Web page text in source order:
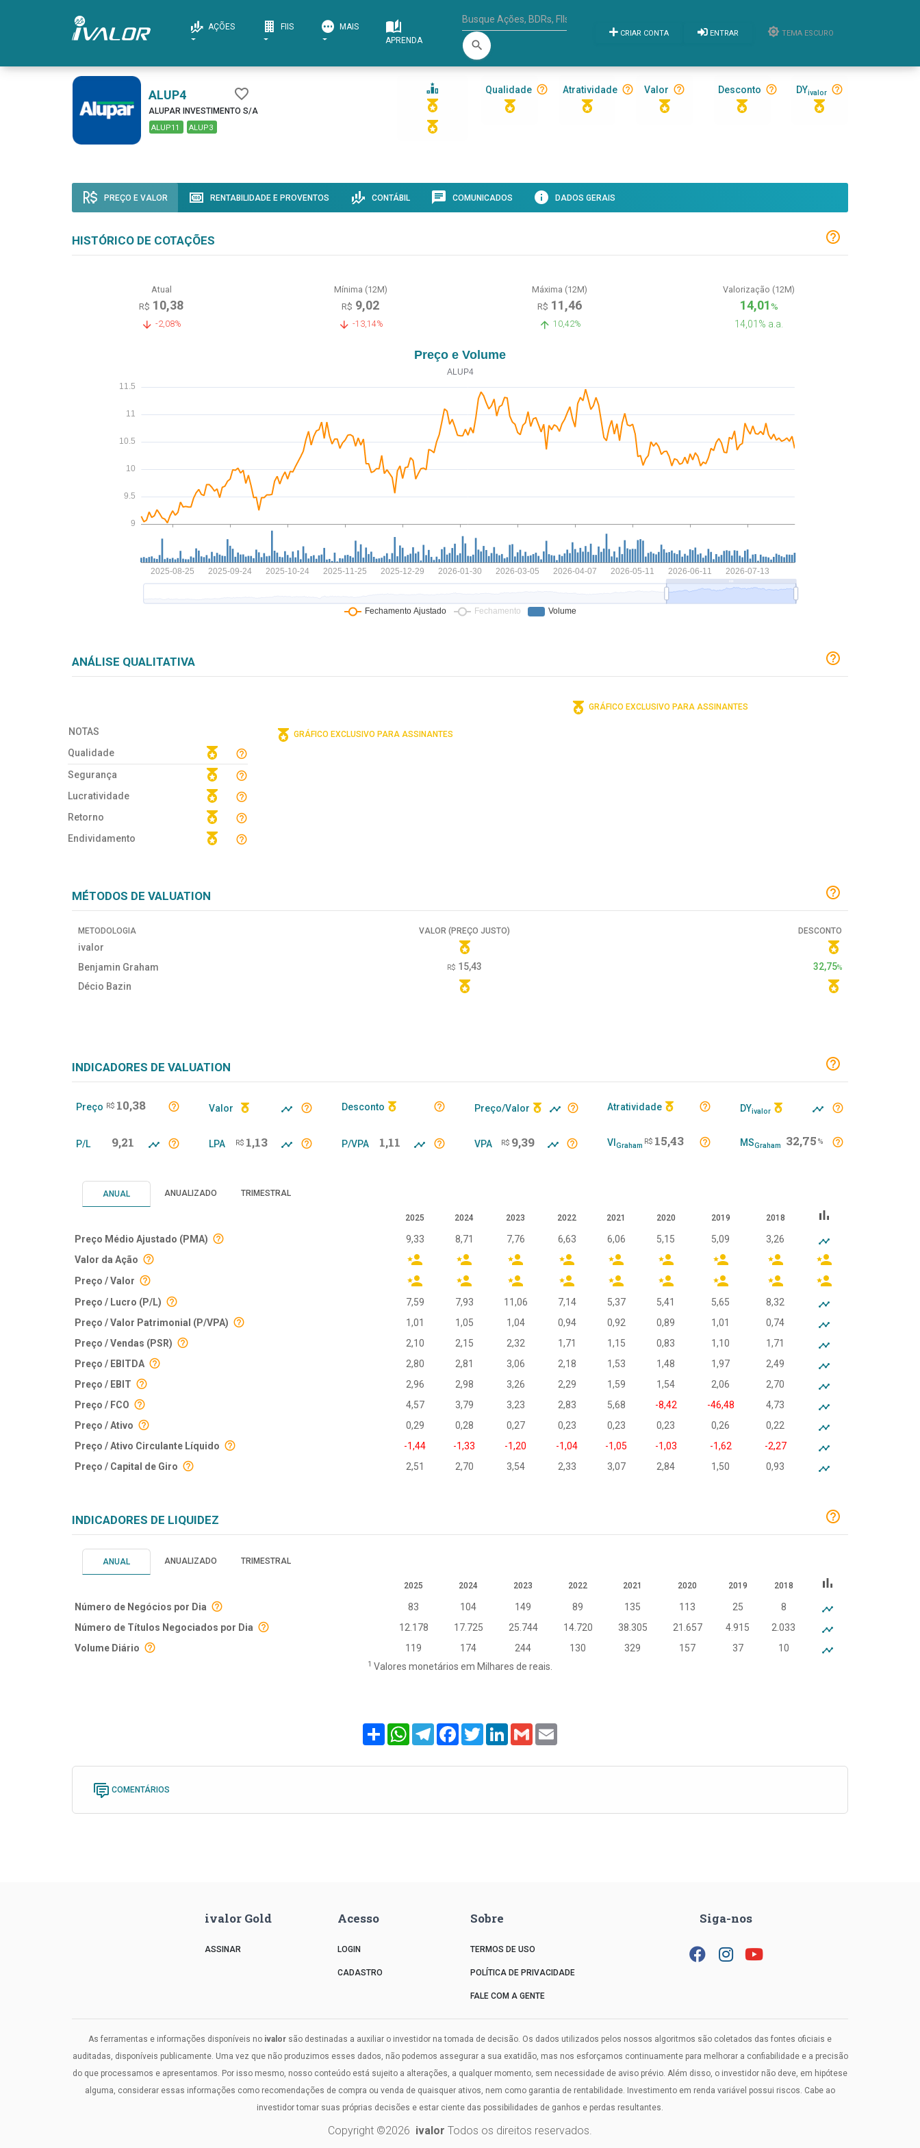
AÇÕES FIIS
MAIS
APRENDA
search
CRIAR CONTA ENTRAR TEMA ESCURO
ALUP4
ALUPAR INVESTIMENTO S/A
ALUP11 ALUP3
Qualidade Atratividade Valor Desconto DYivalor
PREÇO E VALOR RENTABILIDADE E PROVENTOS CONTÁBIL COMUNICADOS DADOS GERAIS
HISTÓRICO DE COTAÇÕES
Atual
R$ 10,38
-2,08%
Mínima (12M)
R$ 9,02
-13,14%
Máxima (12M)
R$ 11,46
10,42%
Valorização (12M)
14,01 %
14,01% a.a.
ANÁLISE QUALITATIVA
NOTAS
Qualidade
Segurança
Lucratividade
Retorno
Endividamento
GRÁFICO EXCLUSIVO PARA ASSINANTES
GRÁFICO EXCLUSIVO PARA ASSINANTES
MÉTODOS DE VALUATION
METODOLOGIA VALOR (PREÇO JUSTO) DESCONTO
ivalor
Benjamin Graham
R$ 15,43 32,75%
Décio Bazin
INDICADORES DE VALUATION
Preço R$ 10,38 Valor Desconto Preço/Valor Atratividade DYivalor
P/L 9,21 LPA R$ 1,13 P/VPA 1,11 VPA R$ 9,39 VI Graham R$ 15,43 MSGraham 32,75 %
ANUAL ANUALIZADO TRIMESTRAL
2025 2024 2023 2022 2021 2020 2019 2018 bar_chart
Preço Médio Ajustado (PMA) 9,33 8,71 7,76 6,63 6,06 5,15 5,09
3,26
Valor da Ação
Preço / Valor
Preço / Lucro (P/L)
7,59 7,93 11,06 7,14 5,37 5,41 5,65
8,32
Preço / Valor Patrimonial (P/VPA)
1,01 1,05 1,04 0,94 0,92 0,89 1,01
0,74
Preço / Vendas (PSR)
2,10 2,15 2,32 1,71 1,15 0,83 1,10
1,71
Preço / EBITDA
2,80 2,81 3,06 2,18 1,53 1,48 1,97
2,49
Preço / EBIT
2,96 2,98 3,26 2,29 1,59 1,54 2,06
2,70
Preço / FCO
4,57 3,79 3,23 2,83 5,68 -8,42 -46,48
4,73
Preço / Ativo
0,29 0,28 0,27 0,23 0,23 0,23 0,26
0,22
Preço / Ativo Circulante Líquido
-1,44 -1,33 -1,20 -1,04 -1,05 -1,03 -1,62
-2,27
Preço / Capital de Giro
2,51 2,70 3,54 2,33 3,07 2,84 1,50 0,93
INDICADORES DE LIQUIDEZ
ANUAL ANUALIZADO TRIMESTRAL
2025 2024 2023 2022 2021 2020 2019 2018 bar_chart
Número de Negócios por Dia 83 104 149 89 135 113 25
8
Número de Títulos Negociados por Dia
12.178 17.725 25.744 14.720 38.305 21.657 4.915
2.033
Volume Diário
119 174 244 130 329 157 37 10
1 Valores monetários em Milhares de reais.
ShareWhatsAppTelegramFacebook
TwitterLinkedInGmail
COMENTÁRIOS
ivalor Gold
ASSINAR
Acesso
LOGIN
CADASTRO
Sobre
TERMOS DE USO
POLÍTICA DE PRIVACIDADE
FALE COM A GENTE
Siga-nos
As ferramentas e informações disponíveis no ivalor são destinadas a auxiliar o investidor na tomada de decisão. Os dados utilizados pelos nossos algoritmos são coletados das fontes oficiais e
auditadas, disponíveis publicamente. Uma vez que não produzimos esses dados, não podemos assegurar a sua exatidão, mas nos esforçamos continuamente para melhorar a confiabilidade e a precisão
do que processamos e apresentamos. Por isso mesmo, nosso conteúdo está sujeito a alterações, a qualquer momento, sem necessidade de aviso prévio. Além disso, o investidor não deve, em hipótese
alguma, considerar essas informações como recomendações de compra ou venda de quaisquer ativos, nem como garantia de rentabilidade. Investimento em renda variável possui riscos. Cabe ao
investidor tomar suas próprias decisões e estar ciente das possibilidades de ganhos e perdas resultantes.
Copyright ©2026 ivalor Todos os direitos reservados.